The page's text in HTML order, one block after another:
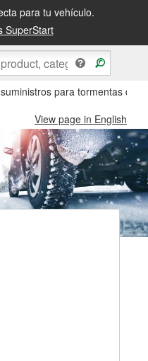
para tu vehículo.
SuperStart
para tormentas de
View page in English